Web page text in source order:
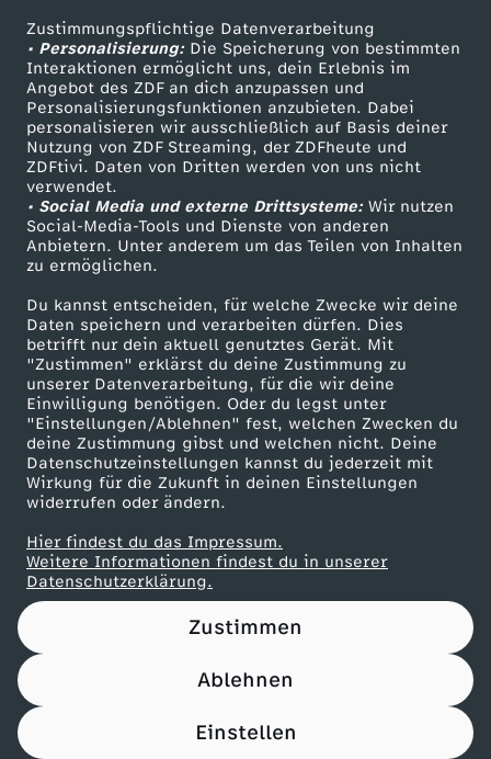
Zustimmungspflichtige Datenverarbeitung
• Personalisierung:Die Speicherung von bestimmten
Interaktionen ermöglicht uns, dein Erlebnis im
Angebot des ZDF an dich anzupassen und
Personalisierungsfunktionen anzubieten. Dabei
personalisieren wir ausschließlich auf Basis deiner
Nutzung von ZDF Streaming, der ZDFheute und
ZDFtivi. Daten von Dritten werden von uns nicht
verwendet.
• Social Media und externe Drittsysteme:Wir nutzen
Social-Media-Tools und Dienste von anderen
Anbietern. Unter anderem um das Teilen von Inhalten
zu ermöglichen.
Du kannst entscheiden, für welche Zwecke wir deine
Daten speichern und verarbeiten dürfen. Dies
betrifft nur dein aktuell genutztes Gerät. Mit
"Zustimmen" erklärst du deine Zustimmung zu
unserer Datenverarbeitung, für die wir deine
Einwilligung benötigen. Oder du legst unter
"Einstellungen/Ablehnen" fest, welchen Zwecken du
deine Zustimmung gibst und welchen nicht. Deine
Datenschutzeinstellungen kannst du jederzeit mit
Wirkung für die Zukunft in deinen Einstellungen
widerrufen oder ändern.
Hier findest du das Impressum.
Weitere Informationen findest du in unserer
Datenschutzerklärung.
Zustimmen
Ablehnen
Einstellen
Selbstgemachtes Knäckebrot
Herunterladen
191 KB (PDF)
Kaffeevariationen von Alessandro Metafune
Herunterladen
99 KB (PDF)
Linsen-Bowl mit gebackener Rote Bete
67 KB (PDF)
Maronencremesuppe mit Thymian-Crostini
Herunterladen
66 KB (PDF)
Beef Tri-Tip mit Süßkartoffel-Wedges
Herunterladen
21 KB (PDF)
Panettone-Pudding mit Orangensoße
Pfannkuchen-Rouladen